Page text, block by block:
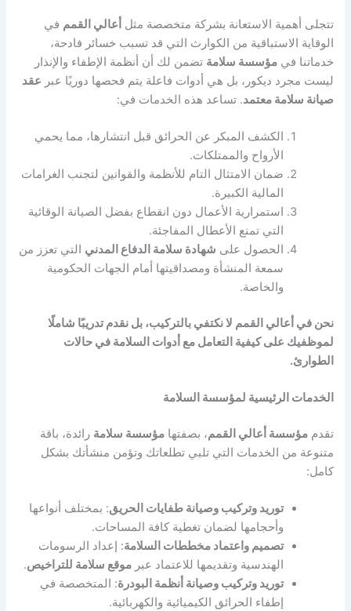
تتجلى أهمية الاستعانة بشركة متخصصة مثل أعالي القمم في
الوقاية الاستباقية من الكوارث التي قد تسبب خسائر فادحة،
خدماتنا فيمؤسسة سلامة تضمن لك أن أنظمة الإطفاء والإنذار
ليست مجرد ديكور، بل هي أدوات فاعلة يتم فحصها دوريًا عبر عقد
صيانة سلامة معتمد. تساعد هذه الخدمات في:
الكشف المبكر عن الحرائق قبل انتشارها، مما يحمي
الأرواح والممتلكات.
ضمان الامتثال التام للأنظمة والقوانين لتجنب الغرامات
المالية الكبيرة.
استمرارية الأعمال دون انقطاع بفضل الصيانة الوقائية
التي تمنع الأعطال المفاجئة.
الحصول على شهادة سلامة الدفاع المدني التي تعزز من
سمعة المنشأة ومصداقيتها أمام الجهات الحكومية
والخاصة.
نحن في أعالي القمم لا نكتفي بالتركيب، بل نقدم تدريبًا شاملًا
لموظفيك على كيفية التعامل مع أدوات السلامة في حالات
الطوارئ.
الخدمات الرئيسية لمؤسسة السلامة
تقدممؤسسة أعالي القمم، بصفتهامؤسسة سلامة رائدة، باقة
متنوعة من الخدمات التي تلبي تطلعاتك وتؤمن منشأتك بشكل
كامل:
توريد وتركيب وصيانة طفايات الحريق: بمختلف أنواعها
وأحجامها لضمان تغطية كافة المساحات.
تصميم واعتماد مخططات السلامة: إعداد الرسومات
الهندسية وتقديمها للاعتماد عبرموقع سلامة للتراخيص.
توريد وتركيب وصيانة أنظمة البودرة: المتخصصة في
إطفاء الحرائق الكيميائية والكهربائية.